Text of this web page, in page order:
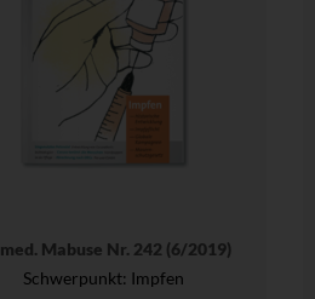
Mabuse Nr. 242 (6/2019)
Schwerpunkt: Impfen